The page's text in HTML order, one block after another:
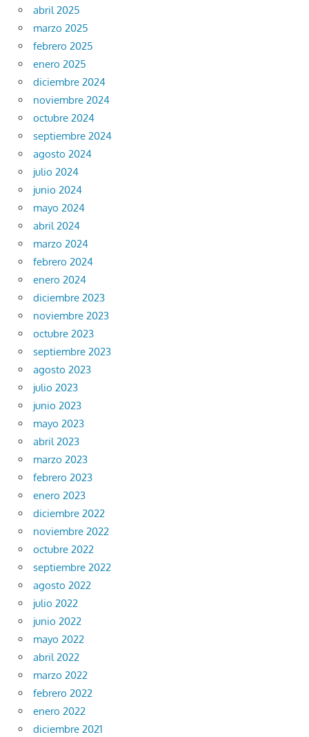
abril 2025
marzo 2025
febrero 2025
enero 2025
diciembre 2024
noviembre 2024
octubre 2024
septiembre 2024
agosto 2024
julio 2024
junio 2024
mayo 2024
abril 2024
marzo 2024
febrero 2024
enero 2024
diciembre 2023
noviembre 2023
octubre 2023
septiembre 2023
agosto 2023
julio 2023
junio 2023
mayo 2023
abril 2023
marzo 2023
febrero 2023
enero 2023
diciembre 2022
noviembre 2022
octubre 2022
septiembre 2022
agosto 2022
julio 2022
junio 2022
mayo 2022
abril 2022
marzo 2022
febrero 2022
enero 2022
diciembre 2021